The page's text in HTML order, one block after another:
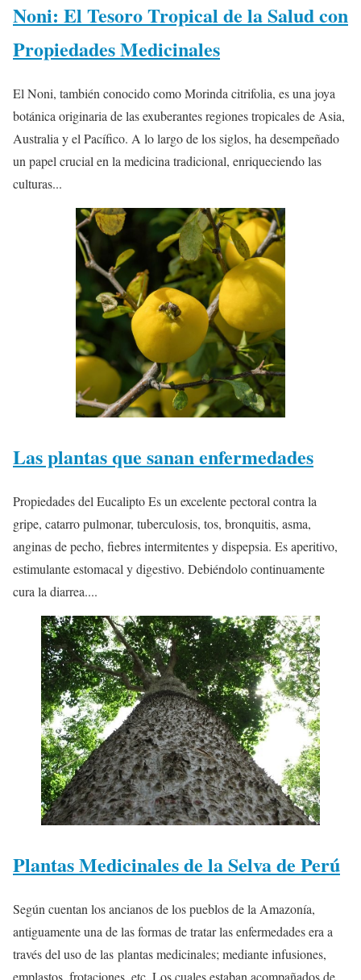
Noni: El Tesoro Tropical de la Salud con
Propiedades Medicinales
El Noni, también conocido como Morinda citrifolia, es una joya
botánica originaria de las exuberantes regiones tropicales de Asia,
Australia y el Pacífico. A lo largo de los siglos, ha desempeñado
un papel crucial en la medicina tradicional, enriqueciendo las
culturas...
Las plantas que sanan enfermedades
Propiedades del Eucalipto Es un excelente pectoral contra la
gripe, catarro pulmonar, tuberculosis, tos, bronquitis, asma,
anginas de pecho, fiebres intermitentes y dispepsia. Es aperitivo,
estimulante estomacal y digestivo. Debiéndolo continuamente
cura la diarrea....
Plantas Medicinales de la Selva de Perú
Según cuentan los ancianos de los pueblos de la Amazonía,
antiguamente una de las formas de tratar las enfermedades era a
través del uso de las plantas medicinales; mediante infusiones,
emplastos, frotaciones, etc. Los cuales estaban acompañados de